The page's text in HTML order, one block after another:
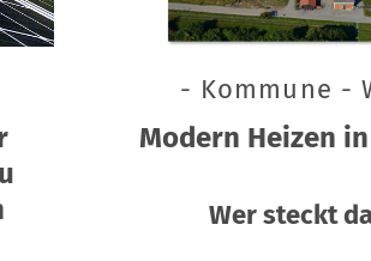
- Kommune -
Modern Heizen
Wer steckt